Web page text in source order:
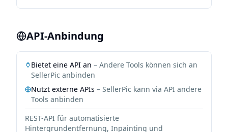
API-Anbindung
Bietet eine API an – Andere Tools können sich an
SellerPic anbinden
Nutzt externe APIs –SellerPic kann via API andere
Tools anbinden
REST-API für automatisierte
Hintergrundentfernung, Inpainting und